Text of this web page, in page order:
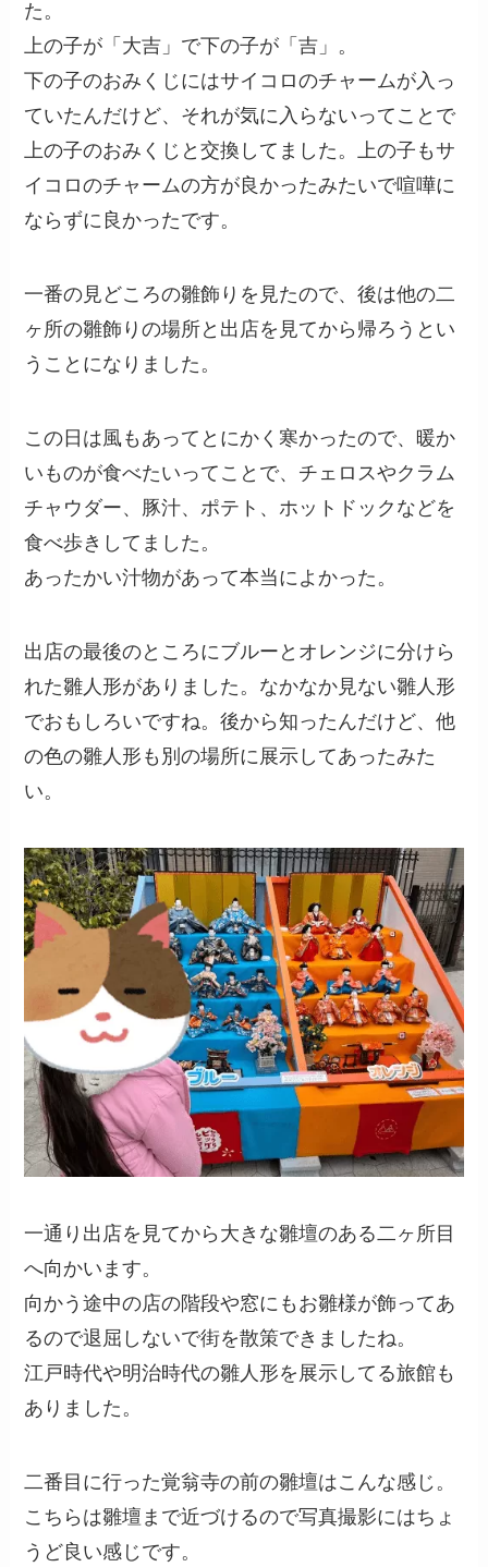
た。
上の子が「大吉」で下の子が「吉」。
下の子のおみくじにはサイコロのチャームが入っ
ていたんだけど、それが気に入らないってことで
上の子のおみくじと交換してました。上の子もサ
イコロのチャームの方が良かったみたいで喧嘩に
ならずに良かったです。
一番の見どころの雛飾りを見たので、後は他の二
ヶ所の雛飾りの場所と出店を見てから帰ろうとい
うことになりました。
この日は風もあってとにかく寒かったので、暖か
いものが食べたいってことで、チェロスやクラム
チャウダー、豚汁、ポテト、ホットドックなどを
食べ歩きしてました。
あったかい汁物があって本当によかった。
出店の最後のところにブルーとオレンジに分けら
れた雛人形がありました。なかなか見ない雛人形
でおもしろいですね。後から知ったんだけど、他
の色の雛人形も別の場所に展示してあったみた
い。
一通り出店を見てから大きな雛壇のある二ヶ所目
へ向かいます。
向かう途中の店の階段や窓にもお雛様が飾ってあ
るので退屈しないで街を散策できましたね。
江戸時代や明治時代の雛人形を展示してる旅館も
ありました。
二番目に行った覚翁寺の前の雛壇はこんな感じ。
こちらは雛壇まで近づけるので写真撮影にはちょ
うど良い感じです。